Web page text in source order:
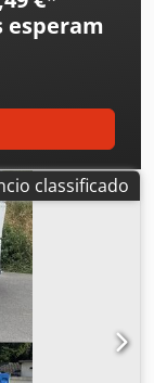
esperam
classificado